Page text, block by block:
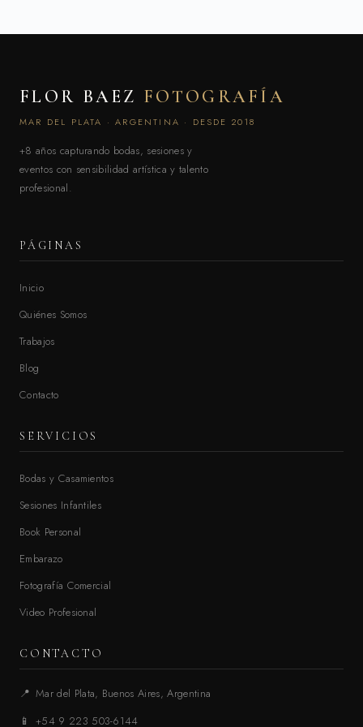
FLOR BAEZ FOTOGRAFÍA
MAR DEL PLATA · ARGENTINA · DESDE 2018
+8 años capturando bodas, sesiones y
eventos con sensibilidad artística y talento
profesional.
PÁGINAS
Inicio
Quiénes Somos
Trabajos
Blog
Contacto
SERVICIOS
Bodas y Casamientos
Sesiones Infantiles
Book Personal
Embarazo
Fotografía Comercial
Video Profesional
CONTACTO
📍 Mar del Plata, Buenos Aires, Argentina
📱
+54 9 223 503-6144